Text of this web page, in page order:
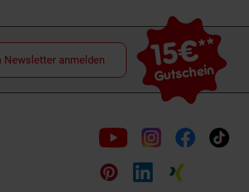
15€**
Gutschein
Newsletter anmelden
Folge
uns
auf